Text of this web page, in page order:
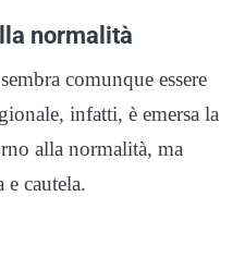
normalità
comunque essere
infatti, è emersa la
alla normalità, ma
e cautela.